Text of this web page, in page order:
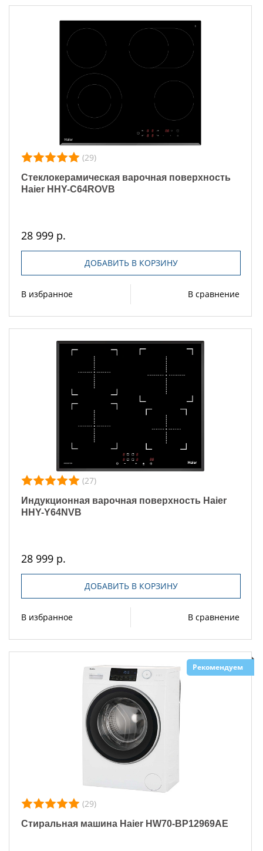
(29)
Стеклокерамическая варочная поверхность
Haier HHY-C64ROVB
28 999 р.
ДОБАВИТЬ В КОРЗИНУ
В избранное В сравнение
(27)
Индукционная варочная поверхность Haier
HHY-Y64NVB
28 999 р.
ДОБАВИТЬ В КОРЗИНУ
В избранное В сравнение
Рекомендуем
(29)
Стиральная машина Haier HW70-BP12969AE